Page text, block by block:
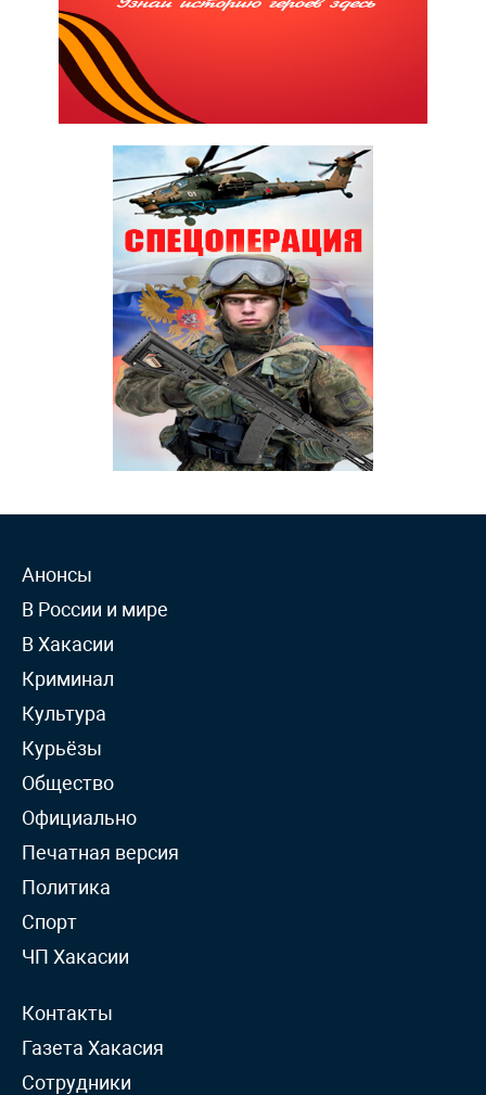
Анонсы
В России и мире
В Хакасии
Криминал
Культура
Курьёзы
Общество
Официально
Печатная версия
Политика
Спорт
ЧП Хакасии
Контакты
Газета Хакасия
Сотрудники